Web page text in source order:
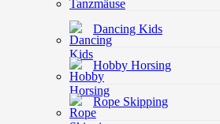
Dancing Kids
Hobby Horsing
Rope Skipping